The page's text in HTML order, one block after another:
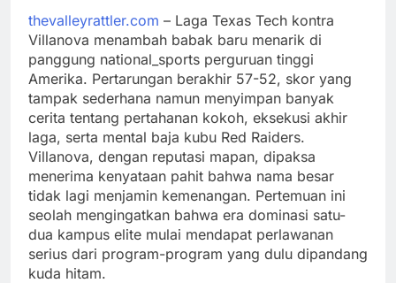
thevalleyrattler.com – Laga Texas Tech kontra
Villanova menambah babak baru menarik di
panggung national_sports perguruan tinggi
Amerika. Pertarungan berakhir 57-52, skor yang
tampak sederhana namun menyimpan banyak
cerita tentang pertahanan kokoh, eksekusi akhir
laga, serta mental baja kubu Red Raiders.
Villanova, dengan reputasi mapan, dipaksa
menerima kenyataan pahit bahwa nama besar
tidak lagi menjamin kemenangan. Pertemuan ini
seolah mengingatkan bahwa era dominasi satu-
dua kampus elite mulai mendapat perlawanan
serius dari program-program yang dulu dipandang
kuda hitam.